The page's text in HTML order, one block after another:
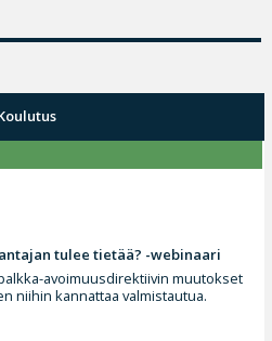
tulee tietää? -webinaari
avoimuusdirektiivin muutokset
niihin kannattaa valmistautua.